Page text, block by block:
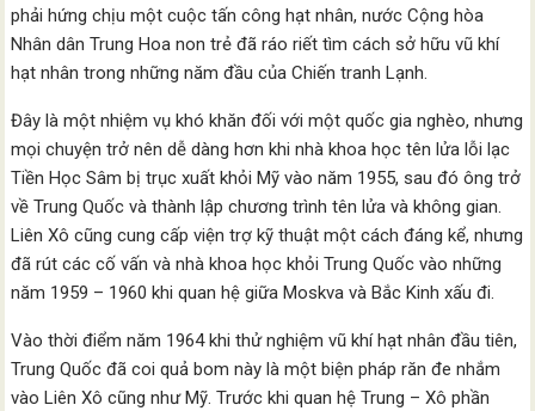
phải hứng chịu một cuộc tấn công hạt nhân, nước Cộng hòa
Nhân dân Trung Hoa non trẻ đã ráo riết tìm cách sở hữu vũ khí
hạt nhân trong những năm đầu của Chiến tranh Lạnh.
Đây là một nhiệm vụ khó khăn đối với một quốc gia nghèo, nhưng
mọi chuyện trở nên dễ dàng hơn khi nhà khoa học tên lửa lỗi lạc
Tiền Học Sâm bị trục xuất khỏi Mỹ vào năm 1955, sau đó ông trở
về Trung Quốc và thành lập chương trình tên lửa và không gian.
Liên Xô cũng cung cấp viện trợ kỹ thuật một cách đáng kể, nhưng
đã rút các cố vấn và nhà khoa học khỏi Trung Quốc vào những
năm 1959 – 1960 khi quan hệ giữa Moskva và Bắc Kinh xấu đi.
Vào thời điểm năm 1964 khi thử nghiệm vũ khí hạt nhân đầu tiên,
Trung Quốc đã coi quả bom này là một biện pháp răn đe nhắm
vào Liên Xô cũng như Mỹ. Trước khi quan hệ Trung – Xô phần